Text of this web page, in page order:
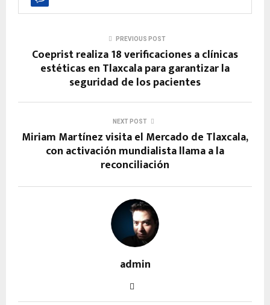
PREVIOUS POST
Coeprist realiza 18 verificaciones a clínicas
estéticas en Tlaxcala para garantizar la
seguridad de los pacientes
NEXT POST
Miriam Martínez visita el Mercado de Tlaxcala,
con activación mundialista llama a la
reconciliación
admin